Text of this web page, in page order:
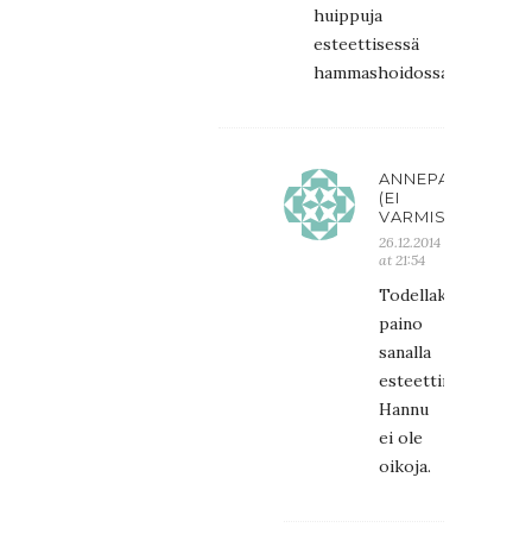
huippuja
esteettisessä
hammashoidossa.
ANNEPANNE
(EI
VARMISTETTU)
26.12.2014
at 21:54
Todellakin
paino
sanalla
esteettinen..
Hannu
ei ole
oikoja.